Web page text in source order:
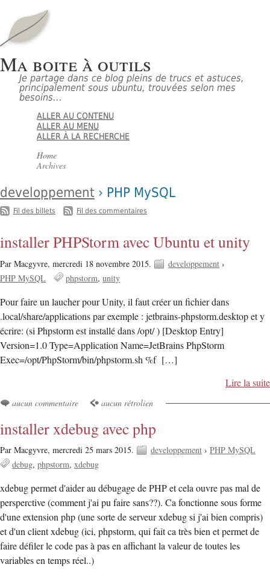
Ma boite à outils
Je partage dans ce blog pleins de trucs et astuces,
principalement sous ubuntu, trouvées selon mes
besoins...
ALLER AU CONTENU
ALLER AU MENU
ALLER À LA RECHERCHE
Home
Archives
developpement › PHP MySQL
Fil des billets Fil des commentaires
installer PHPStorm avec Ubuntu et unity
Par Macgyvre, mercredi 18 novembre 2015. developpement ›
PHP MySQL
phpstorm unity
Pour faire un laucher pour Unity, il faut créer un fichier dans
.local/share/applications par exemple : jetbrains-phpstorm.desktop et y
écrire: (si Phpstorm est installé dans /opt/ ) [Desktop Entry]
Version=1.0 Type=Application Name=JetBrains PhpStorm
Exec=/opt/PhpStorm/bin/phpstorm.sh %f […]
Lire la suite
aucun commentaire aucun rétrolien
installer xdebug avec php
Par Macgyvre, mercredi 25 mars 2015. developpement › PHP MySQL
debug phpstorm xdebug
xdebug permet d'aider au débugage de PHP et cela ouvre pas mal de
persperctive (comment j'ai pu faire sans??). Ca fonctionne sous forme
d'une extension php (une sorte de serveur xdebug si j'ai bien compris)
et d'un client xdebug (ici, phpstorm, qui fait ca très bien et permet de
faire défiler le code pas à pas en affichant la valeur de toutes les
variables en temps réel..)